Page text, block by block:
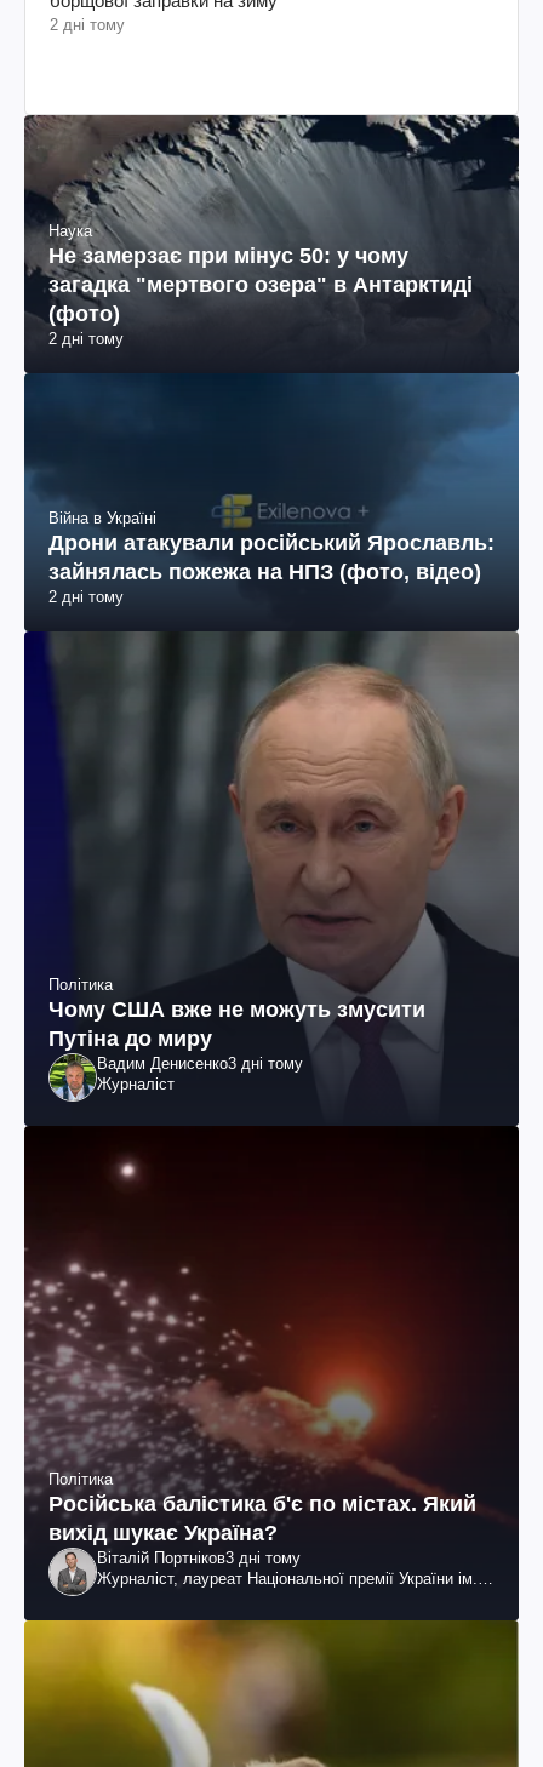
2 дні тому
Наука
Не замерзає при мінус 50: у чому
загадка "мертвого озера" в Антарктиді
(фото)
2 дні тому
Війна в Україні
Дрони атакували російський Ярославль:
зайнялась пожежа на НПЗ (фото, відео)
2 дні тому
Політика
Чому США вже не можуть змусити
Путіна до миру
Вадим Денисенко3 дні тому
Журналіст
Політика
Російська балістика б'є по містах. Який
вихід шукає Україна?
Віталій Портніков3 дні тому
Журналіст, лауреат Національної премії України ім.